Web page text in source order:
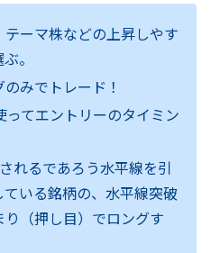
テーマ株などの上昇しやす
。
みでトレード！
てエントリーのタイミン
れるであろう水平線を引
いる銘柄の、水平線突破
（押し目）でロングす